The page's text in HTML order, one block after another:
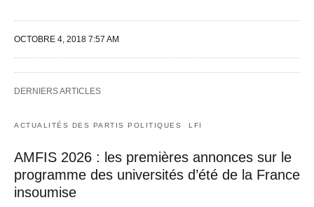
OCTOBRE 4, 2018 7:57 AM
DERNIERS ARTICLES
ACTUALITÉS DES PARTIS POLITIQUES LFI
AMFIS 2026 : les premières annonces sur le
programme des universités d’été de la France
insoumise